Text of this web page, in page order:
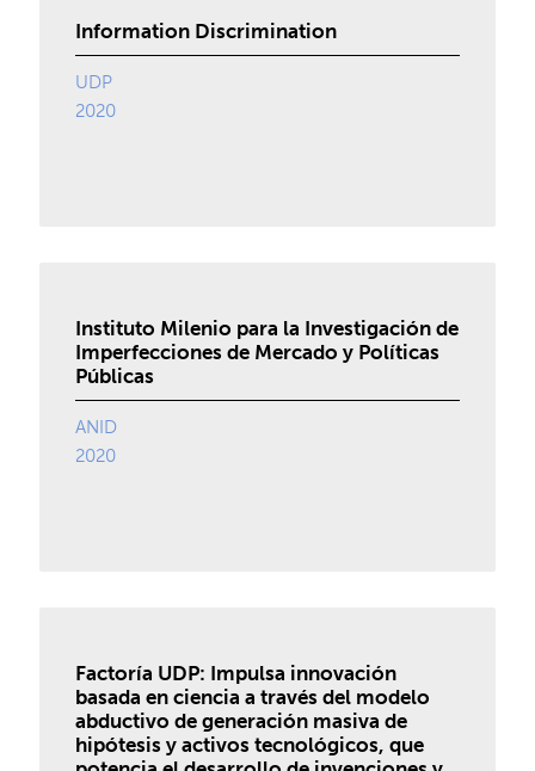
Information Discrimination
UDP
2020
Instituto Milenio para la Investigación de
Imperfecciones de Mercado y Políticas
Públicas
ANID
2020
Factoría UDP: Impulsa innovación
basada en ciencia a través del modelo
abductivo de generación masiva de
hipótesis y activos tecnológicos, que